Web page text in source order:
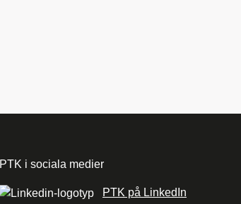
PTK i sociala medier
PTK på LinkedIn